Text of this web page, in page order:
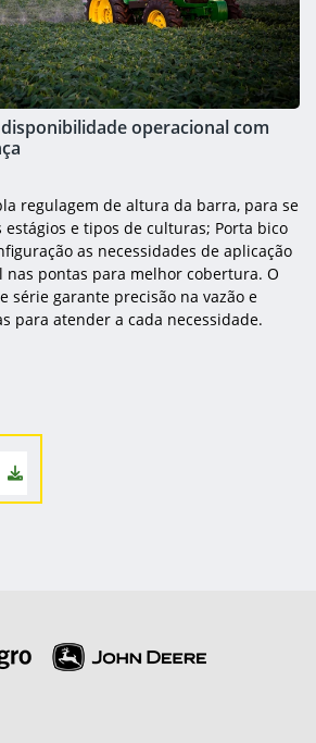
operacional com
regulagem de altura da barra, para se
e tipos de culturas; Porta bico
as necessidades de aplicação
pontas para melhor cobertura. O
série garante precisão na vazão e
para atender a cada necessidade.